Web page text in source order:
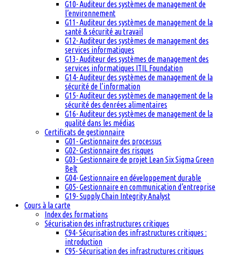
G10- Auditeur des systèmes de management de
l’environnement
G11- Auditeur des systèmes de management de la
santé & sécurité au travail
G12- Auditeur des systèmes de management des
services informatiques
G13- Auditeur des systèmes de management des
services informatiques ITIL Foundation
G14- Auditeur des systèmes de management de la
sécurité de l’information
G15- Auditeur des systèmes de management de la
sécurité des denrées alimentaires
G16- Auditeur des systèmes de management de la
qualité dans les médias
Certificats de gestionnaire
G01- Gestionnaire des processus
G02- Gestionnaire des risques
G03- Gestionnaire de projet Lean Six Sigma Green
Belt
G04- Gestionnaire en développement durable
G05- Gestionnaire en communication d’entreprise
G19- Supply Chain Integrity Analyst
Cours à la carte
Index des formations
Sécurisation des infrastructures critiques
C94- Sécurisation des infrastructures critiques :
introduction
C95- Sécurisation des infrastructures critiques